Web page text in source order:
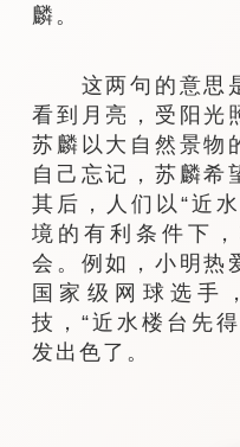
麟。
这两句的意思是
看到月亮，受阳光
苏麟以大自然景物
自己忘记，苏麟希
其后，人们以“近
境的有利条件下
会。例如，小明热
国家级网球选手
技，“近水楼台先
发出色了。